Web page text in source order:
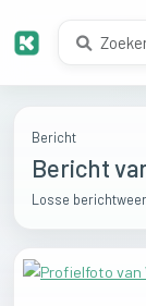
Bericht
Bericht
Losse